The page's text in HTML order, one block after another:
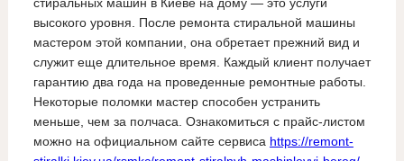
высокого уровня. После ремонта стиральной машины
мастером этой компании, она обретает прежний вид и
служит еще длительное время. Каждый клиент получает
гарантию два года на проведенные ремонтные работы.
Некоторые поломки мастер способен устранить
меньше, чем за полчаса. Ознакомиться с прайс-листом
можно на официальном сайте сервиса https://remont-